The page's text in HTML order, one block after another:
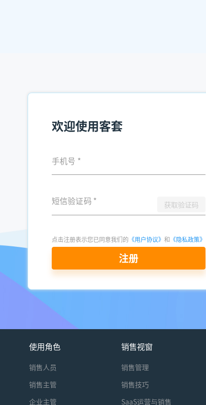
欢迎使用客套
手机号 *
短信验证码 * 获取验证码
点击注册表示您已同意我们的 《用户协议》 和 《隐私政策》
注册
使用角色
销售人员
销售主管
企业主管
销售视窗
销售管理
销售技巧
SaaS运营与销售